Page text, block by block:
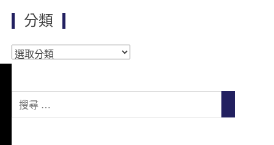
分類
分
類
Search
for: